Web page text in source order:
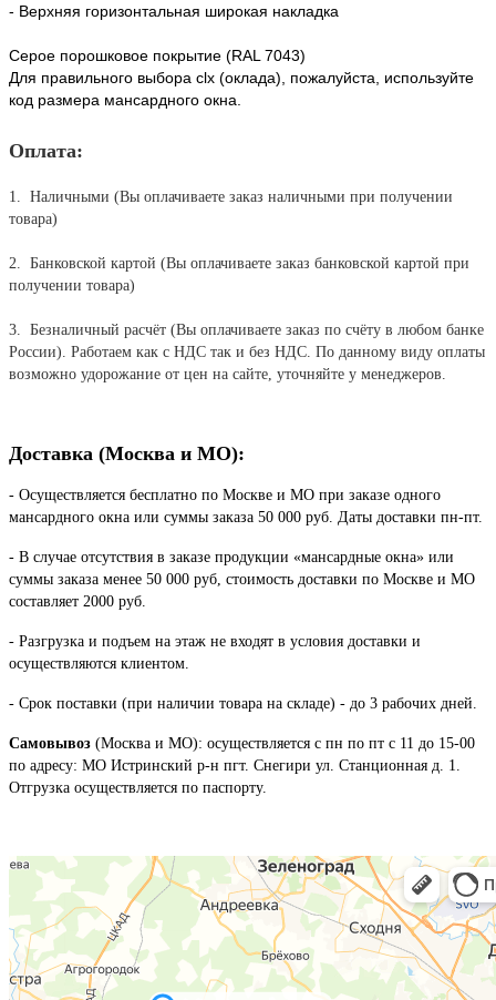
- Верхняя горизонтальная широкая накладка
Серое порошковое покрытие (RAL 7043)
Для правильного выбора clx (оклада), пожалуйста, используйте
код размера мансардного окна.
Оплата:
1. Наличными (Вы оплачиваете заказ наличными при получении
товара)
2. Банковской картой (Вы оплачиваете заказ банковской картой при
получении товара)
3. Безналичный расчёт (Вы оплачиваете заказ по счёту в любом банке
России). Работаем как с НДС так и без НДС. По данному виду оплаты
возможно удорожание от цен на сайте, уточняйте у менеджеров.
Доставка (Москва и МО):
- Осуществляется бесплатно по Москве и МО при заказе одного
мансардного окна или суммы заказа 50 000 руб. Даты доставки пн-пт.
- В случае отсутствия в заказе продукции «мансардные окна» или
суммы заказа менее 50 000 руб, стоимость доставки по Москве и МО
составляет 2000 руб.
- Разгрузка и подъем на этаж не входят в условия доставки и
осуществляются клиентом.
- Срок поставки (при наличии товара на складе) - до 3 рабочих дней.
Самовывоз (Москва и МО): осуществляется с пн по пт с 11 до 15-00
по адресу: МО Истринский р-н пгт. Снегири ул. Станционная д. 1.
Отгрузка осуществляется по паспорту.